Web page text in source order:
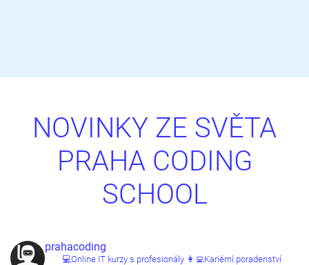
NOVINKY ZE SVĚTA
PRAHA CODING
SCHOOL
prahacoding
💻Online IT kurzy s profesionály 👩‍💻Kariérní poradenství